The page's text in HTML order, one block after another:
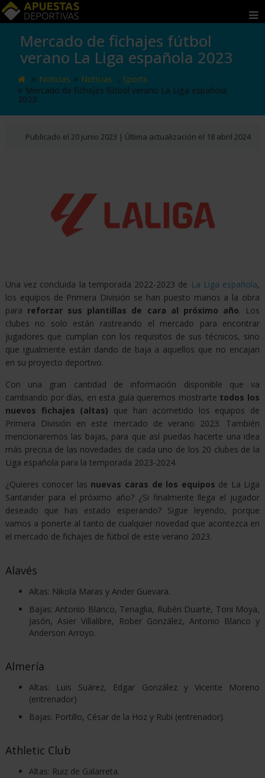
APUESTAS
PAÍS
MÉXICO
PERÚ
ARGENTINA
URUGUAY
ENLACES
DE
INTERÉS
CASAS
APUESTAS
DEPORTIVAS
ESPORTS
VIRTUALES
DEPORTES
BOXEO
DE
CABALLOS
Mercado de fichajes fútbol
verano La Liga española 2023
Noticias Noticias , Sports
Mercado de fichajes fútbol verano La Liga española
2023
Publicado el 20 junio 2023 | Última actualización el 18 abril 2024
Una vez concluida la temporada 2022-2023 de La Liga española,
los equipos de Primera División se han puesto manos a la obra
para reforzar sus plantillas de cara al próximo año. Los
clubes no solo están rastreando el mercado para encontrar
jugadores que cumplan con los requisitos de sus técnicos, sino
que igualmente están dando de baja a aquellos que no encajan
en su proyecto deportivo.
Con una gran cantidad de información disponible que va
cambiando por días, en esta guía queremos mostrarte todos los
nuevos fichajes (altas) que han acometido los equipos de
Primera División en este mercado de verano 2023. También
mencionaremos las bajas, para que así puedas hacerte una idea
más precisa de las novedades de cada uno de los 20 clubes de la
Liga española para la temporada 2023-2024.
¿Quieres conocer las nuevas caras de los equipos de La Liga
Santander para el próximo año? ¿Si finalmente llega el jugador
deseado que has estado esperando? Sigue leyendo, porque
vamos a ponerte al tanto de cualquier novedad que acontezca en
el mercado de fichajes de fútbol de este verano 2023.
Alavés
Altas: Nikola Maras y Ander Guevara.
Bajas: Antonio Blanco, Tenaglia, Rubén Duarte, Toni Moya,
Jasón, Asier Villalibre, Rober González, Antonio Blanco y
Anderson Arroyo.
Almería
Altas: Luis Suárez, Edgar González y Vicente Moreno
(entrenador)
Bajas: Portillo, César de la Hoz y Rubi (entrenador).
Athletic Club
Altas: Ruiz de Galarreta.